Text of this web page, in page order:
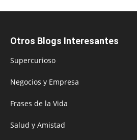
Otros Blogs Interesantes
Supercurioso
Negocios y Empresa
Frases de la Vida
Salud y Amistad